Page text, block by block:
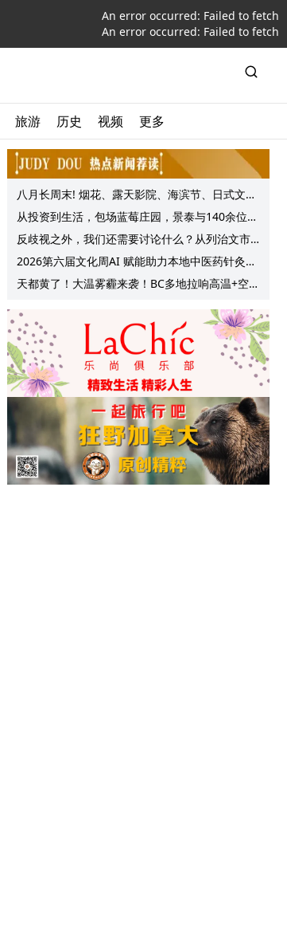
An error occurred: Failed to fetch
An error occurred: Failed to fetch
旅游 历史 视频 更多
八月长周末! 烟花、露天影院、海滨节、日式文化
节庆, 大温哥华各种精彩活动上线!
从投资到生活，包场蓝莓庄园，景泰与140余位客
户共享夏日”莓”好时光
反歧视之外，我们还需要讨论什么？从列治文市
议会一项动议谈起
2026第六届文化周AI 赋能助力本地中医药针灸服
务提质升级
天都黄了！大温雾霾来袭！BC多地拉响高温+空气